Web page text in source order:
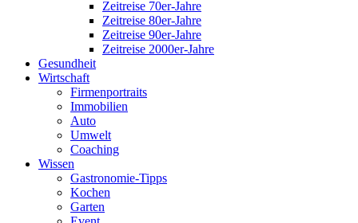
Zeitreise 70er-Jahre
Zeitreise 80er-Jahre
Zeitreise 90er-Jahre
Zeitreise 2000er-Jahre
Gesundheit
Wirtschaft
Firmenportraits
Immobilien
Auto
Umwelt
Coaching
Wissen
Gastronomie-Tipps
Kochen
Garten